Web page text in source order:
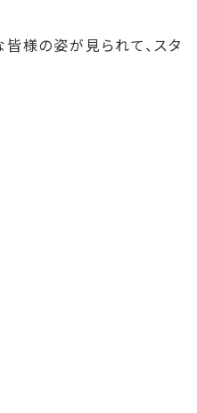
様の姿が見られて、スタ